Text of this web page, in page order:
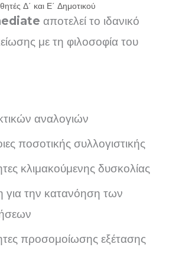
Δ΄ και Ε΄ Δημοτικού
αποτελεί το ιδανικό
με τη φιλοσοφία του
αναλογιών
ποσοτικής συλλογιστικής
κλιμακούμενης δυσκολίας
την κατανόηση των
προσομοίωσης εξέτασης